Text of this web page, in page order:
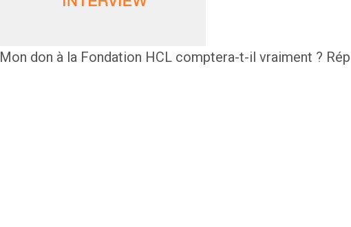
Mon don à la Fondation HCL comptera-t-il vraiment ?